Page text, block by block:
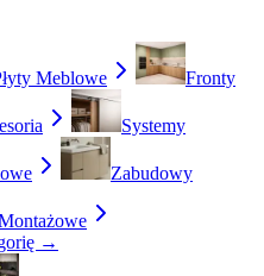
Meblowe Fronty
Systemy
Zabudowy
→